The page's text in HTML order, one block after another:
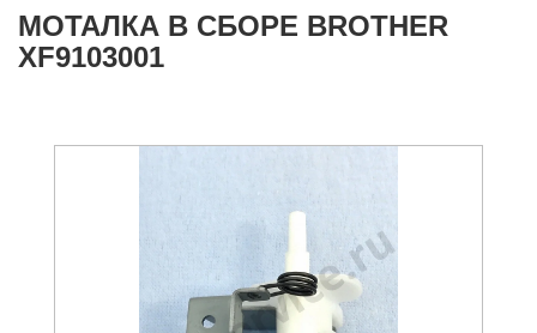
МОТАЛКА В СБОРЕ BROTHER
XF9103001